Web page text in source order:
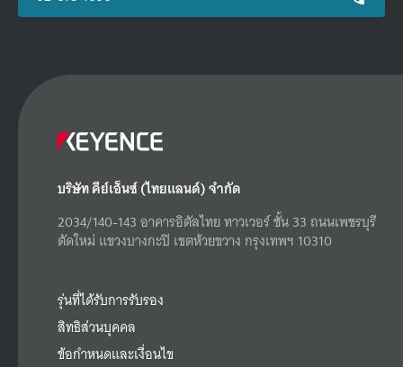
บริษัท คีย์เอ็นซ์ (ไทยแลนด์) จำกัด
2034/140-143 อาคารอิตัลไทย ทาวเวอร์ ชั้น 33 ถนนเพชรบุรี
ตัดใหม่ แขวงบางกะปิ เขตห้วยขวาง กรุงเทพฯ 10310
รุ่นที่ได้รับการรับรอง
สิทธิส่วนบุคคล
ข้อกำหนดและเงื่อนไข